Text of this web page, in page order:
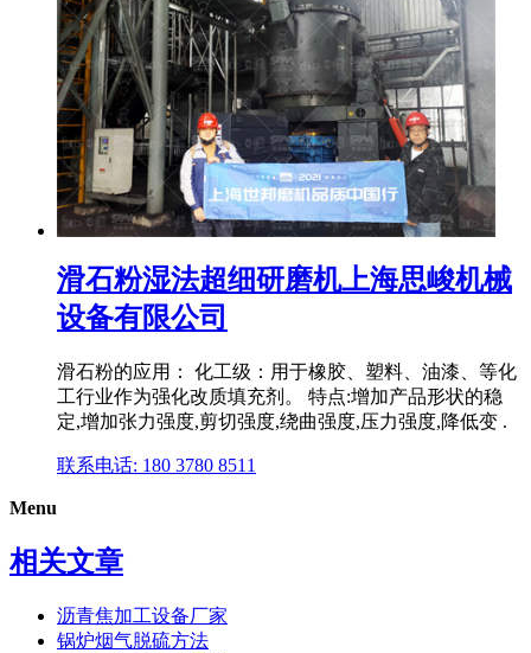
滑石粉湿法超细研磨机上海思峻机械
设备有限公司
滑石粉的应用： 化工级：用于橡胶、塑料、油漆、等化
工行业作为强化改质填充剂。 特点:增加产品形状的稳
定,增加张力强度,剪切强度,绕曲强度,压力强度,降低变 .
联系电话: 180 3780 8511
Menu
相关文章
沥青焦加工设备厂家
锅炉烟气脱硫方法